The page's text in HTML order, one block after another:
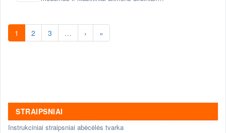
Paminklai, antkapiai.
1 2 3 … › »
STRAIPSNIAI
Instrukciniai straipsniai abėcėlės tvarka